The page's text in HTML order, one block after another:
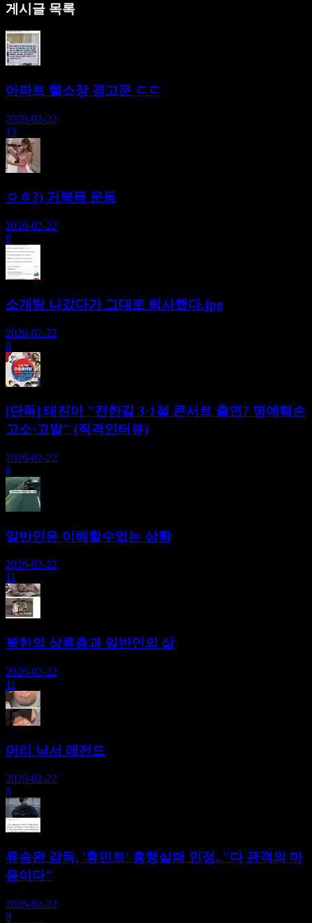
게시글 목록
아파트 헬스장 경고문 ㄷㄷ
2026-02-22
13
ㅇㅎ?) 거북목 운동
2026-02-22
8
소개팅 나갔다가 그대로 퇴사했다.jpg
2026-02-22
8
[단독] 태진아 "전한길 3·1절 콘서트 출연? 명예훼손
고소·고발" (직격인터뷰)
2026-02-22
8
일반인은 이해할수없는 상황
2026-02-22
11
북한의 상류층과 일반인의 삶
2026-02-22
11
머리 낙서 레전드
2026-02-22
8
류승완 감독, '휴민트' 흥행실패 인정.."다 관객의 마
음이다"
2026-02-22
9